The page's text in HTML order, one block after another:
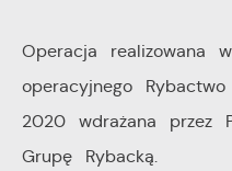
Operacja realizowana
operacyjnego
2020 wdrażana przez
Grupę Rybacką.